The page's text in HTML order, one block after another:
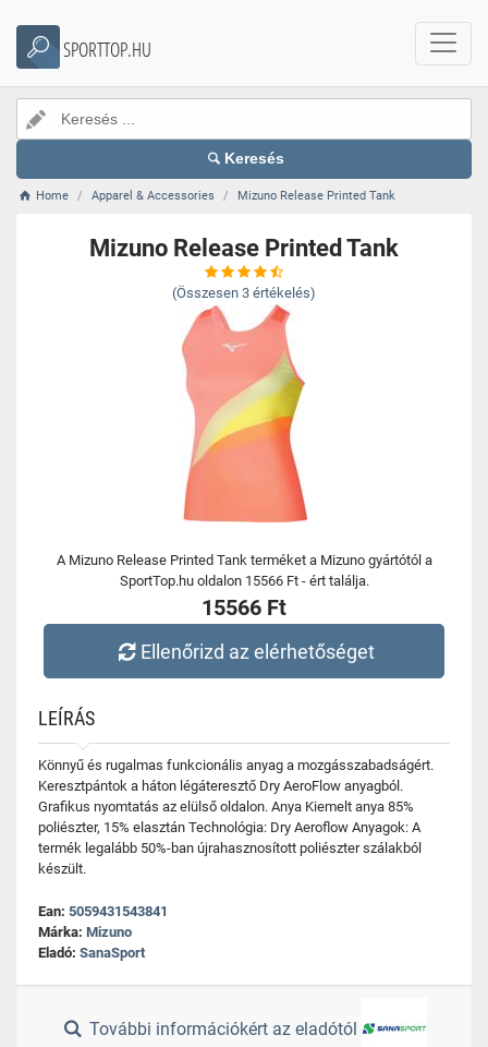
SPORTTOP.HU
Keresés
Home Apparel & Accessories Mizuno Release Printed Tank
Mizuno Release Printed Tank
(Összesen 3 értékelés)
A Mizuno Release Printed Tank terméket a Mizuno gyártótól a
SportTop.hu oldalon 15566 Ft - ért találja.
15566 Ft
Ellenőrizd az elérhetőséget
LEÍRÁS
Könnyű és rugalmas funkcionális anyag a mozgásszabadságért.
Keresztpántok a háton légáteresztő Dry AeroFlow anyagból.
Grafikus nyomtatás az elülső oldalon. Anya Kiemelt anya 85%
poliészter, 15% elasztán Technológia: Dry Aeroflow Anyagok: A
termék legalább 50%-ban újrahasznosított poliészter szálakból
készült.
Ean: 5059431543841
Márka: Mizuno
Eladó: SanaSport
További információkért az eladótól